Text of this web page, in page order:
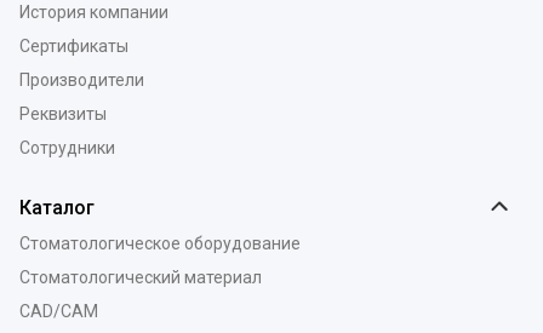
История компании
Сертификаты
Производители
Реквизиты
Сотрудники
Каталог
Стоматологическое оборудование
Стоматологический материал
CAD/CAM